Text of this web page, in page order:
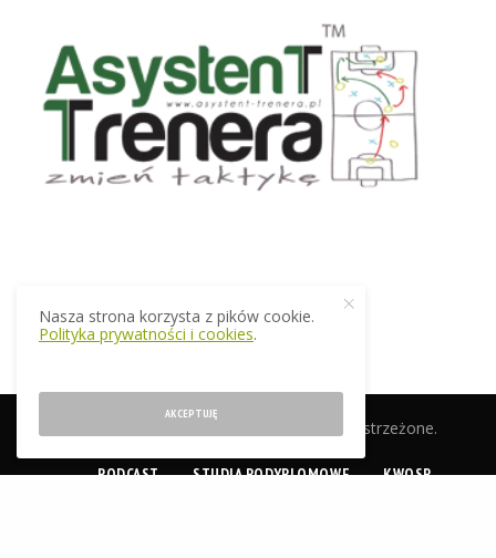
© 2019 EkstraTrener.pl. Wszelkie prawa zastrzeżone.
PODCAST STUDIA PODYPLOMOWE KWOSP
Nasza strona korzysta z pików cookie.
Polityka prywatności i cookies.
AKCEPTUJĘ